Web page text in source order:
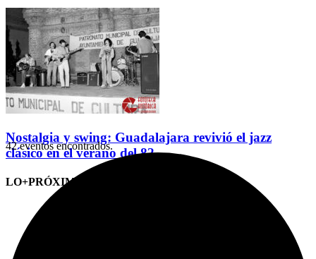
Nostalgia y swing: Guadalajara revivió el jazz
clásico en el verano del 82
LO+PRÓXIMO (CITAS)
42 eventos encontrados.